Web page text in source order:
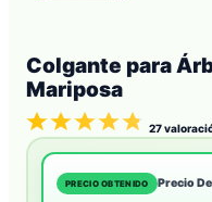
Colgante para
Mariposa
27
PRECIO OBTENIDO Precio